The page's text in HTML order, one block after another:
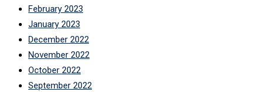
February 2023
January 2023
December 2022
November 2022
October 2022
September 2022